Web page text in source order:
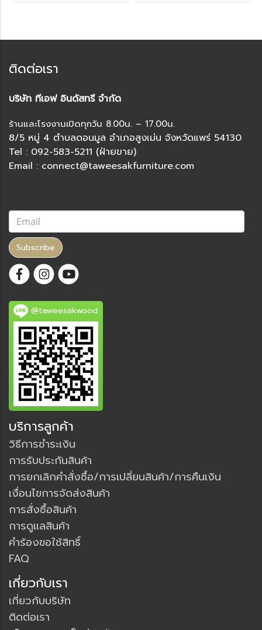
ติดต่อเรา
บริษัท ทีเอฟ อินดัสทรี จำกัด
ร้านและโรงงานเปิดทุกวัน 8.00น. – 17.00น.
8/5 หมู่ 4 ตำบลดอนมูล อำเภอสูงเม่น จังหวัดแพร่ 54130
Tel : 092-583-5211 (ฝ่ายขาย)
Email : connect@taweesakfurniture.com
Subscribe
@taweesakwood
บริการลูกค้า
วิธีการชำระเงิน
การรับประกันสินค้า
การยกเลิกคำสั่งซื้อ/การเปลี่ยนสินค้า/การคืนเงิน
เงื่อนไขการจัดส่งสินค้า
การสั่งซื้อสินค้า
การดูแลสินค้า
คำร้องขอใช้สิทธิ์
FAQ
เกี่ยวกับเรา
เกี่ยวกับบริษัท
ติดต่อเรา